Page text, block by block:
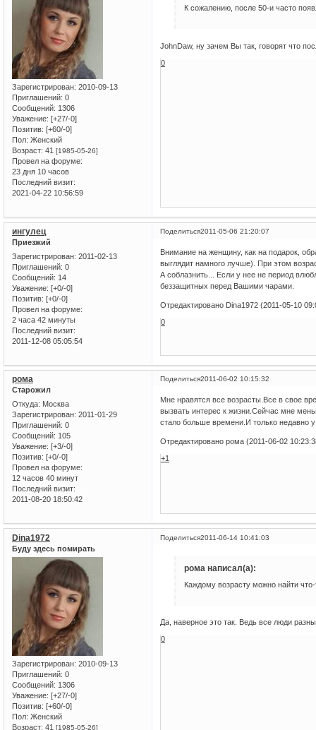
Зарегистрирован: 2010-09-13
Приглашений: 0
Сообщений: 1306
Уважение: [+27/-0]
Позитив: [+60/-0]
Пол: Женский
Возраст: 41 [1985-05-26]
Провел на форуме:
23 дня 10 часов
Последний визит:
2021-04-22 10:56:59
К сожалению, после 50-и часто
JohnDaw, ну зачем Вы так, говорят что
0
Поделиться2011-05-06 21:20:07
ингулец
Приезжий
Зарегистрирован: 2011-02-13
Приглашений: 0
Сообщений: 14
Уважение: [+0/-0]
Позитив: [+0/-0]
Провел на форуме:
2 часа 42 минуты
Последний визит:
2011-12-08 05:05:54
Внимание на женщину, как на подарок,
выглядит намного лучше). При этом
А соблазнить... Если у нее не период
беззащитных перед Вашими чарами.
Отредактировано Dina1972 (2011-05-10
0
Поделиться2011-06-02 10:15:32
рома
Старожил
Откуда: Москва
Зарегистрирован: 2011-01-29
Приглашений: 0
Сообщений: 105
Уважение: [+3/-0]
Позитив: [+0/-0]
Провел на форуме:
12 часов 40 минут
Последний визит:
2011-08-20 18:50:42
Мне нравятся все возрасты.Все в свое
вызвать интерес к жизни.Сейчас мне
стало больше времени.И только
Отредактировано рома (2011-06-02
+1
Поделиться2011-06-14 10:41:03
Dina1972
Буду здесь помирать
Зарегистрирован: 2010-09-13
Приглашений: 0
Сообщений: 1306
Уважение: [+27/-0]
Позитив: [+60/-0]
Пол: Женский
Возраст: 41 [1985-05-26]
рома написал(а):
Каждому возрасту можно найти
Да, наверное это так. Ведь все люди
0